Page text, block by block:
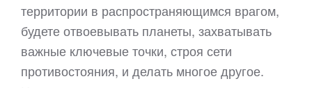
территории в распространяющимся врагом,
будете отвоевывать планеты, захватывать
важные ключевые точки, строя сети
противостояния, и делать многое другое.